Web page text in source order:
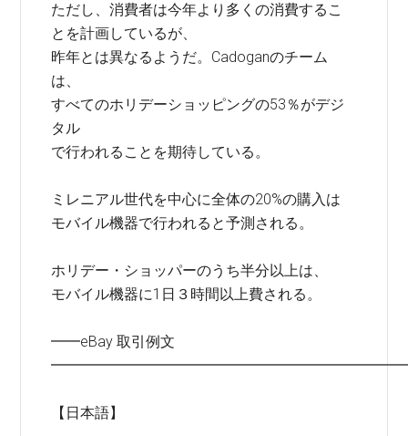
ただし、消費者は今年より多くの消費するこ
とを計画しているが、
昨年とは異なるようだ。Cadoganのチーム
は、
すべてのホリデーショッピングの53％がデジ
タル
で行われることを期待している。
ミレニアル世代を中心に全体の20%の購入は
モバイル機器で行われると予測される。
ホリデー・ショッパーのうち半分以上は、
モバイル機器に1日３時間以上費される。
━━eBay 取引例文
【日本語】